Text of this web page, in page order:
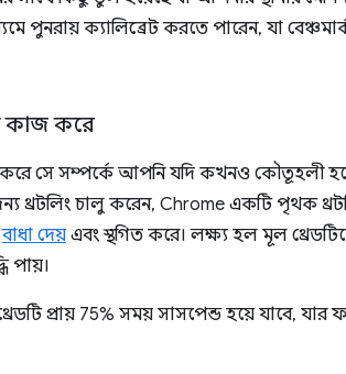
পুনরায় ক্যালিব্রেট করতে পারেন, যা
কাজ করে
করে সে সম্পর্কে আপনি যদি কখনও কৌতূহলী
থ্রটলিং চালু করেন, Chrome একটি পৃথক
বাধা দেয় এবং স্থগিত করে। লক্ষ্য হল মূল
পায়।
প্রায় 75% সময় সাসপেন্ড হয়ে যাবে,